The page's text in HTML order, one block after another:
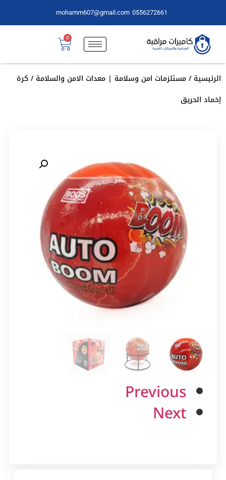
0556272661
mohamm607@gmail.com
0
الرئيسية/مستلزمات امن وسلامة | معدات الامن والسلامة/ كرة
إخماد الحريق
Previous
Next